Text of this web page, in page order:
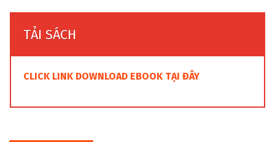
TẢI SÁCH
CLICK LINK DOWNLOAD EBOOK TẠI ĐÂY